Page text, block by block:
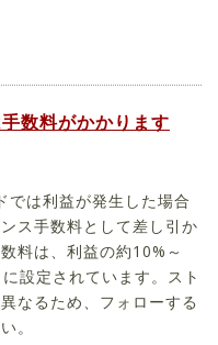
数料がかかります
では利益が発生した場合
ス手数料として差し引か
料は、利益の約10%～
設定されています。スト
なるため、フォローする
。